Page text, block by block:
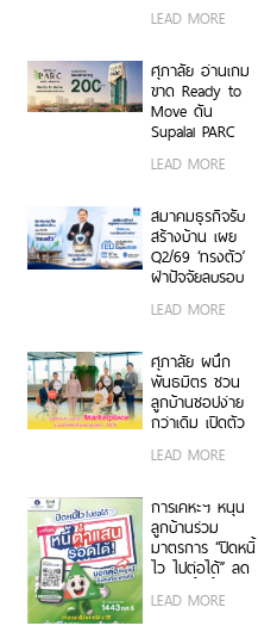
โปรโมชันสินเชื่อ
สูงสุด 2 ปี กับ
งานมหกรรม
GHB ALL HOME
EXPO 2026
LEAD MORE
ศุภาลัย อ่านเกม
ขาด Ready to
Move ดัน
Supalai PARC
Pattanakarn
ล้านบาท
LEAD MORE
สมาคมธุรกิจรับ
สร้างบ้าน เผย
Q2/69 ‘ทรงตัว’
ฝ่าปัจจัยลบรอบ
‘กองทุนประกันผู้
เชื่อมั่น ลุยอีเวนต์
ใหญ่ปลุกตลาด
ครึ่งปีหลัง
LEAD MORE
ศุภาลัย ผนึก
พันธมิตร ชวน
ลูกบ้านชอปง่าย
กว่าเดิม เปิดตัว
Marketplace” บน
Application รวม
ดีลพิเศษลดสูงสุด
30% เพื่อบ้านและ
การใช้ชีวิต ครบ
จบในแอปเดียว
LEAD MORE
การเคหะฯ หนุน
ลูกบ้านร่วม
มาตรการ “ปิดหนี้
ไว ไปต่อได้” ลด
โอกาสทางการ
LEAD MORE